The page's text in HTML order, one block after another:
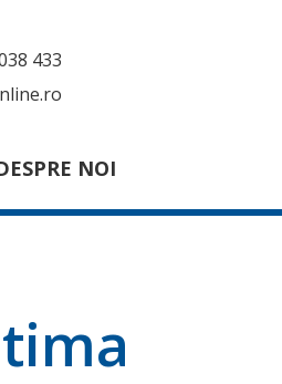
433
NOI